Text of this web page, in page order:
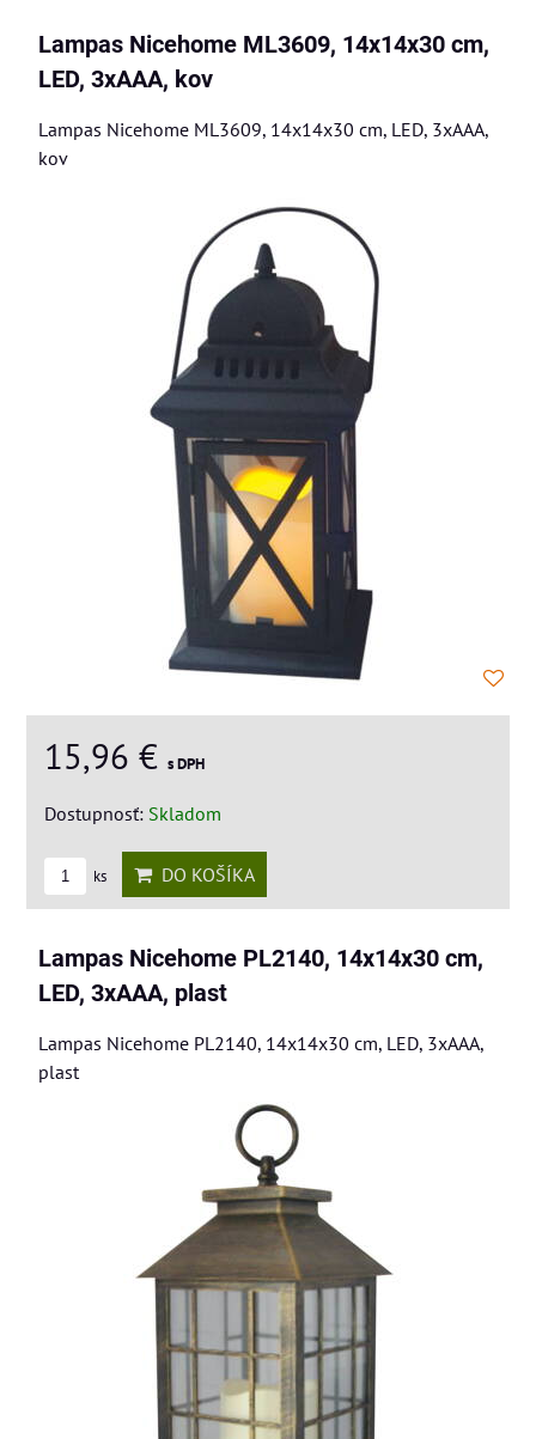
Lampas Nicehome ML3609, 14x14x30 cm,
LED, 3xAAA, kov
Lampas Nicehome ML3609, 14x14x30 cm, LED, 3xAAA,
kov
15,96 € s DPH
Dostupnosť: Skladom
ks DO KOŠÍKA
Lampas Nicehome PL2140, 14x14x30 cm,
LED, 3xAAA, plast
Lampas Nicehome PL2140, 14x14x30 cm, LED, 3xAAA,
plast